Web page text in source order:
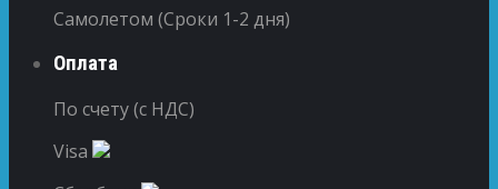
Самолетом (Сроки 1-2 дня)
Оплата
По счету (с НДС)
Visa